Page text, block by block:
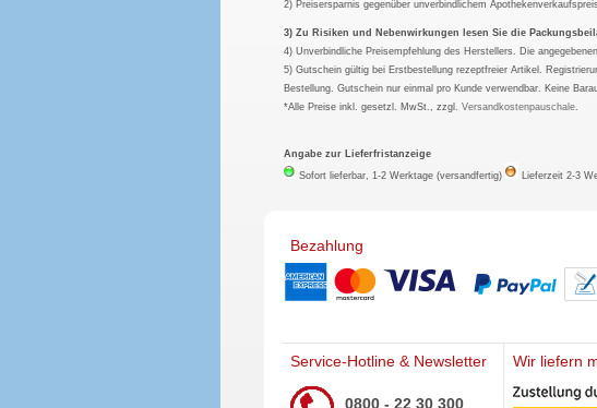
2) Preisersparnis gegenüber unverbindlichem
3) Zu Risiken und Nebenwirkungen lesen Sie die
4) Unverbindliche Preisempfehlung des Herstellers. Die
5) Gutschein gültig bei Erstbestellung rezeptfreier Artikel.
Bestellung. Gutschein nur einmal pro Kunde verwendbar. Keine
*Alle Preise inkl. gesetzl. MwSt., zzgl.Versandkostenpauschale
Angabe zur Lieferfristanzeige
Sofort lieferbar, 1-2 Werktage (versandfertig)
Lieferzeit 2-3
Bezahlung
Service-Hotline & Newsletter
0800 - 22 30 300
Wir liefern